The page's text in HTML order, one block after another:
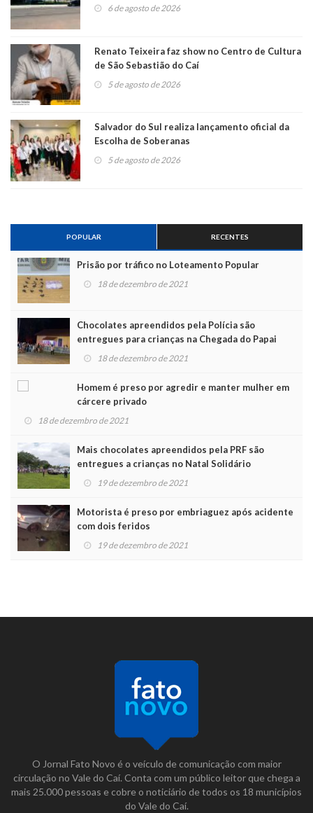
6 de agosto de 2026
Renato Teixeira faz show no Centro de Cultura
de São Sebastião do Caí
5 de agosto de 2026
Salvador do Sul realiza lançamento oficial da
Escolha de Soberanas
5 de agosto de 2026
POPULAR RECENTES
Prisão por tráfico no Loteamento Popular
18 de dezembro de 2021
Chocolates apreendidos pela Polícia são
entregues para crianças na Chegada do Papai
Noel 18 de dezembro de 2021
Homem é preso por agredir e manter mulher em
cárcere privado
18 de dezembro de 2021
Mais chocolates apreendidos pela PRF são
entregues a crianças no Natal Solidário
19 de dezembro de 2021
Motorista é preso por embriaguez após acidente
com dois feridos
19 de dezembro de 2021
O Jornal Fato Novo é o veículo de comunicação com maior
circulação no Vale do Caí. Conta com um público leitor que chega a
mais 25.000 pessoas e cobre o noticiário de todos os 18 municípios
do Vale do Caí.